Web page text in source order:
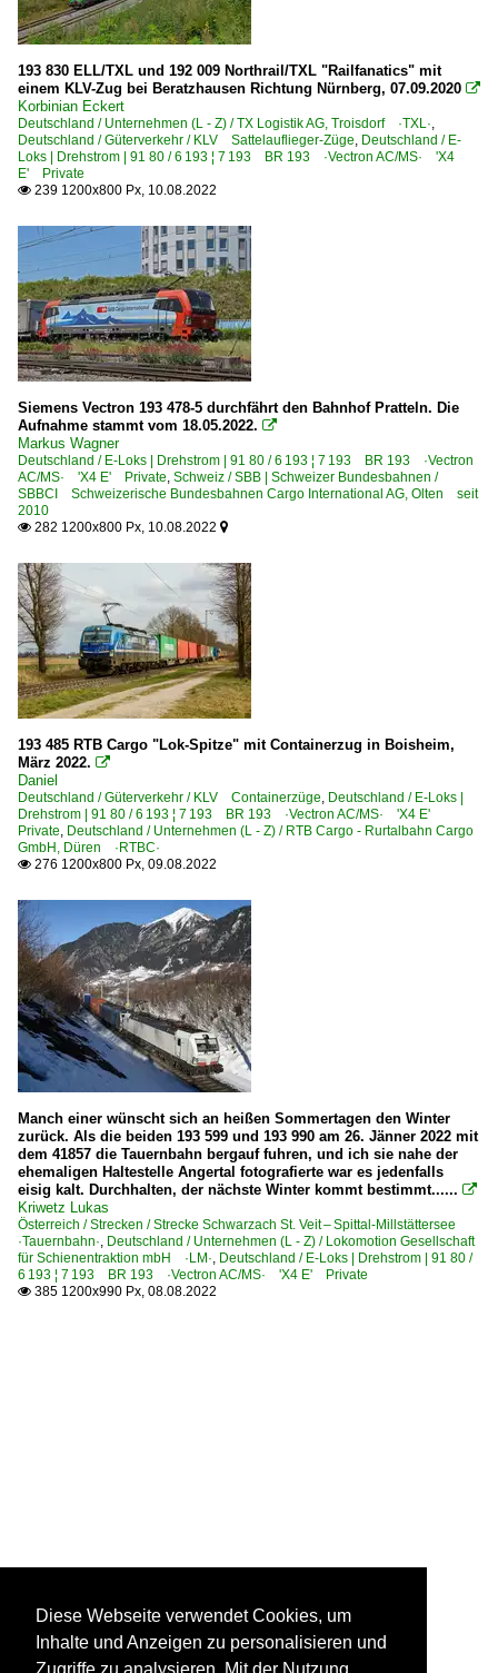
193 830 ELL/TXL und 192 009 Northrail/TXL "Railfanatics" mit
einem KLV-Zug bei Beratzhausen Richtung Nürnberg, 07.09.2020 
Korbinian Eckert
Deutschland / Unternehmen (L - Z) / TX Logistik AG, Troisdorf ·TXL·,
Deutschland / Güterverkehr / KLV Sattelauflieger-Züge, Deutschland / E-
Loks | Drehstrom | 91 80 / 6 193 ¦ 7 193 BR 193 ·Vectron AC/MS· 'X4
E' Private
 239 1200x800 Px, 10.08.2022
Siemens Vectron 193 478-5 durchfährt den Bahnhof Pratteln. Die
Aufnahme stammt vom 18.05.2022. 
Markus Wagner
Deutschland / E-Loks | Drehstrom | 91 80 / 6 193 ¦ 7 193 BR 193 ·Vectron
AC/MS· 'X4 E' Private, Schweiz / SBB | Schweizer Bundesbahnen /
SBBCI Schweizerische Bundesbahnen Cargo International AG, Olten seit
2010
 282 1200x800 Px, 10.08.2022 
193 485 RTB Cargo "Lok-Spitze" mit Containerzug in Boisheim,
März 2022. 
Daniel
Deutschland / Güterverkehr / KLV Containerzüge, Deutschland / E-Loks |
Drehstrom | 91 80 / 6 193 ¦ 7 193 BR 193 ·Vectron AC/MS· 'X4 E'
Private, Deutschland / Unternehmen (L - Z) / RTB Cargo - Rurtalbahn Cargo
GmbH, Düren ·RTBC·
 276 1200x800 Px, 09.08.2022
Manch einer wünscht sich an heißen Sommertagen den Winter
zurück. Als die beiden 193 599 und 193 990 am 26. Jänner 2022 mit
dem 41857 die Tauernbahn bergauf fuhren, und ich sie nahe der
ehemaligen Haltestelle Angertal fotografierte war es jedenfalls
eisig kalt. Durchhalten, der nächste Winter kommt bestimmt...... 
Kriwetz Lukas
Österreich / Strecken / Strecke Schwarzach St. Veit – Spittal-Millstättersee
·Tauernbahn·, Deutschland / Unternehmen (L - Z) / Lokomotion Gesellschaft
für Schienentraktion mbH ·LM·, Deutschland / E-Loks | Drehstrom | 91 80 /
6 193 ¦ 7 193 BR 193 ·Vectron AC/MS· 'X4 E' Private
 385 1200x990 Px, 08.08.2022
Diese Webseite verwendet Cookies, um
Inhalte und Anzeigen zu personalisieren und